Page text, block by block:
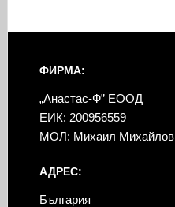
ФИРМА:
„Анастас-Ф” ЕООД
ЕИК: 200956559
МОЛ: Михаил Михайлов
АДРЕС:
България